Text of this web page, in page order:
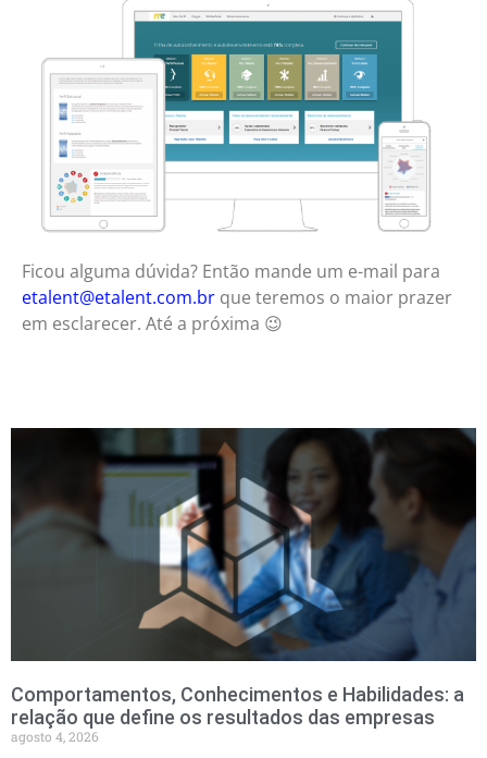
Ficou alguma dúvida? Então mande um e-mail para
etalent@etalent.com.br que teremos o maior prazer
em esclarecer. Até a próxima 😉
Comportamentos, Conhecimentos e Habilidades: a
relação que define os resultados das empresas
agosto 4, 2026